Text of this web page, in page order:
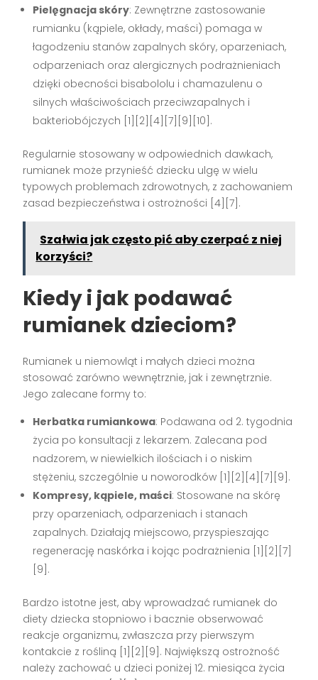
Pielęgnacja skóry: Zewnętrzne zastosowanie
rumianku (kąpiele, okłady, maści) pomaga w
łagodzeniu stanów zapalnych skóry, oparzeniach,
odparzeniach oraz alergicznych podrażnieniach
dzięki obecności bisabololu i chamazulenu o
silnych właściwościach przeciwzapalnych i
bakteriobójczych [1][2][4][7][9][10].
Regularnie stosowany w odpowiednich dawkach,
rumianek może przynieść dziecku ulgę w wielu
typowych problemach zdrowotnych, z zachowaniem
zasad bezpieczeństwa i ostrożności [4][7].
Szałwia jak często pić aby czerpać z niej
korzyści?
Kiedy i jak podawać
rumianek dzieciom?
Rumianek u niemowląt i małych dzieci można
stosować zarówno wewnętrznie, jak i zewnętrznie.
Jego zalecane formy to:
Herbatka rumiankowa: Podawana od 2. tygodnia
życia po konsultacji z lekarzem. Zalecana pod
nadzorem, w niewielkich ilościach i o niskim
stężeniu, szczególnie u noworodków [1][2][4][7][9].
Kompresy, kąpiele, maści: Stosowane na skórę
przy oparzeniach, odparzeniach i stanach
zapalnych. Działają miejscowo, przyspieszając
regenerację naskórka i kojąc podrażnienia [1][2][7]
[9].
Bardzo istotne jest, aby wprowadzać rumianek do
diety dziecka stopniowo i bacznie obserwować
reakcje organizmu, zwłaszcza przy pierwszym
kontakcie z rośliną [1][2][9]. Największą ostrożność
należy zachować u dzieci poniżej 12. miesiąca życia